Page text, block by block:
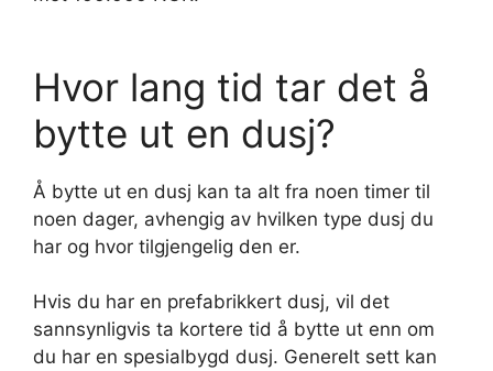
Hvor lang tid tar det å
bytte ut en dusj?
Å bytte ut en dusj kan ta alt fra noen timer til
noen dager, avhengig av hvilken type dusj du
har og hvor tilgjengelig den er.
Hvis du har en prefabrikkert dusj, vil det
sannsynligvis ta kortere tid å bytte ut enn om
du har en spesialbygd dusj. Generelt sett kan